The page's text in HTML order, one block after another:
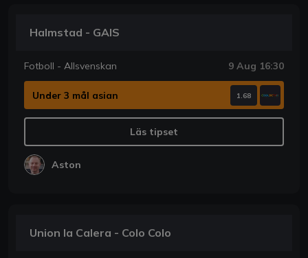
Halmstad - GAIS
Fotboll - Allsvenskan 9 Aug 16:30
Under 3 mål asian 1.68
Läs tipset
Aston
Union la Calera - Colo Colo